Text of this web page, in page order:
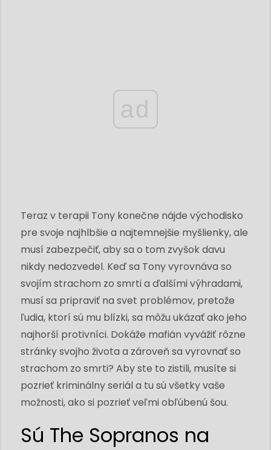
ad
Teraz v terapii Tony konečne nájde východisko
pre svoje najhlbšie a najtemnejšie myšlienky, ale
musí zabezpečiť, aby sa o tom zvyšok davu
nikdy nedozvedel. Keď sa Tony vyrovnáva so
svojím strachom zo smrti a ďalšími výhradami,
musí sa pripraviť na svet problémov, pretože
ľudia, ktorí sú mu blízki, sa môžu ukázať ako jeho
najhorší protivníci. Dokáže mafián vyvážiť rôzne
stránky svojho života a zároveň sa vyrovnať so
strachom zo smrti? Aby ste to zistili, musíte si
pozrieť kriminálny seriál a tu sú všetky vaše
možnosti, ako si pozrieť veľmi obľúbenú šou.
Sú The Sopranos na